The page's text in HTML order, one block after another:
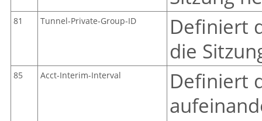
81 Tunnel-Private-Group-ID
Definiert
die
85 Acct-Interim-Interval
Definiert